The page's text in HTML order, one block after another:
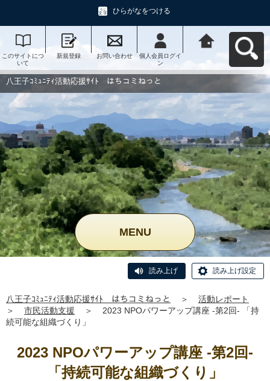
ひらがなをつける
このサイトにつ
いて
新規登録 お問い合わせ
個人会員ログイ
ン
動応援ｻｲﾄ はち
コミねっとへ戻
八王子ｺﾐｭﾆﾃｨ活動応援ｻｲﾄ はちコミねっと
MENU
読み上げ 読み上げ設定
八王子ｺﾐｭﾆﾃｨ活動応援ｻｲﾄ はちコミねっと ＞
活動レポート
＞
市民活動支援 ＞
2023 NPOパワーアップ講座 -第2回- 「持
続可能な組織づくり」
2023 NPOパワーアップ講座 -第2回-
「持続可能な組織づくり」